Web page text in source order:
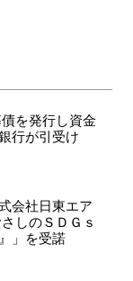
を発行し資金
行が引受け
会社日東エア
しのＳＤＧｓ
」を受諾